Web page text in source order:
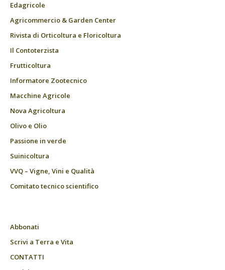
Edagricole
Agricommercio & Garden Center
Rivista di Orticoltura e Floricoltura
Il Contoterzista
Frutticoltura
Informatore Zootecnico
Macchine Agricole
Nova Agricoltura
Olivo e Olio
Passione in verde
Suinicoltura
VVQ – Vigne, Vini e Qualità
Comitato tecnico scientifico
Abbonati
Scrivi a Terra e Vita
CONTATTI